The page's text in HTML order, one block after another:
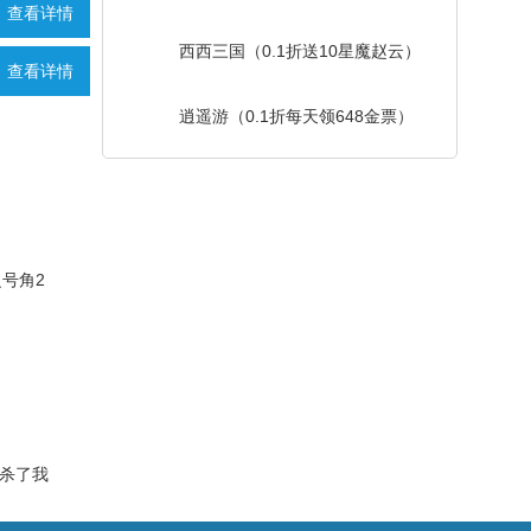
查看详情
查看详情
角2
了我
西西三国（0.1折送10星魔赵云）
逍遥游（0.1折每天领648金票）